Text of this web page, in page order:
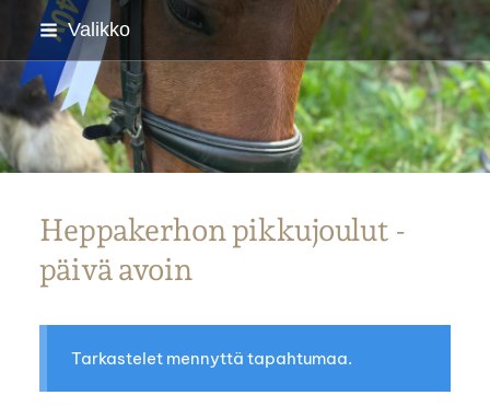
Siirry
sivun
sisältöön
Valikko
Parkanon Ratsastajat
Heppakerhon pikkujoulut -
päivä avoin
Tarkastelet mennyttä tapahtumaa.